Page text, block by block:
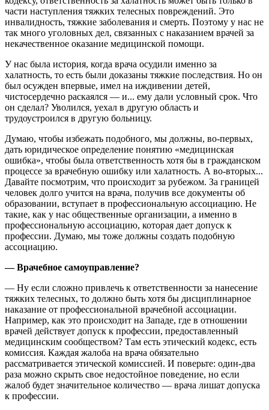
части наступления тяжких телесных повреждений. Это
инвалидность, тяжкие заболевания и смерть. Поэтому у нас не
так много уголовных дел, связанных с наказанием врачей за
некачественное оказание медицинской помощи.
У нас была история, когда врача осудили именно за
халатность, то есть были доказаны тяжкие последствия. Но он
был осужден впервые, имел на иждивении детей,
чистосердечно раскаялся — и... ему дали условный срок. Что
он сделал? Уволился, уехал в другую область и
трудоустроился в другую больницу.
Думаю, чтобы избежать подобного, мы должны, во-первых,
дать юридическое определение понятию «медицинская
ошибка», чтобы была ответственность хотя бы в гражданском
процессе за врачебную ошибку или халатность. А во-вторых...
Давайте посмотрим, что происходит за рубежом. За границей
человек долго учится на врача, получив все документы об
образовании, вступает в профессиональную ассоциацию. Не
такие, как у нас общественные организации, а именно в
профессиональную ассоциацию, которая дает допуск к
профессии. Думаю, мы тоже должны создать подобную
ассоциацию.
— Врачебное самоуправление?
— Ну если сложно привлечь к ответственности за нанесение
тяжких телесных, то должно быть хотя бы дисциплинарное
наказание от профессиональной врачебной ассоциации.
Например, как это происходит на Западе, где в отношении
врачей действует допуск к профессии, предоставленный
медицинским сообществом? Там есть этический кодекс, есть
комиссия. Каждая жалоба на врача обязательно
рассматривается этической комиссией. И поверьте: один-два
раза можно скрыть свое недостойное поведение, но если
жалоб будет значительное количество — врача лишат допуска
к профессии.